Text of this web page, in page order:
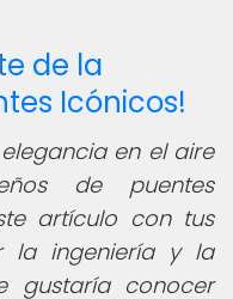
de la
Icónicos!
en el aire
de puentes
artículo con tus
la ingeniería y la
gustaría conocer